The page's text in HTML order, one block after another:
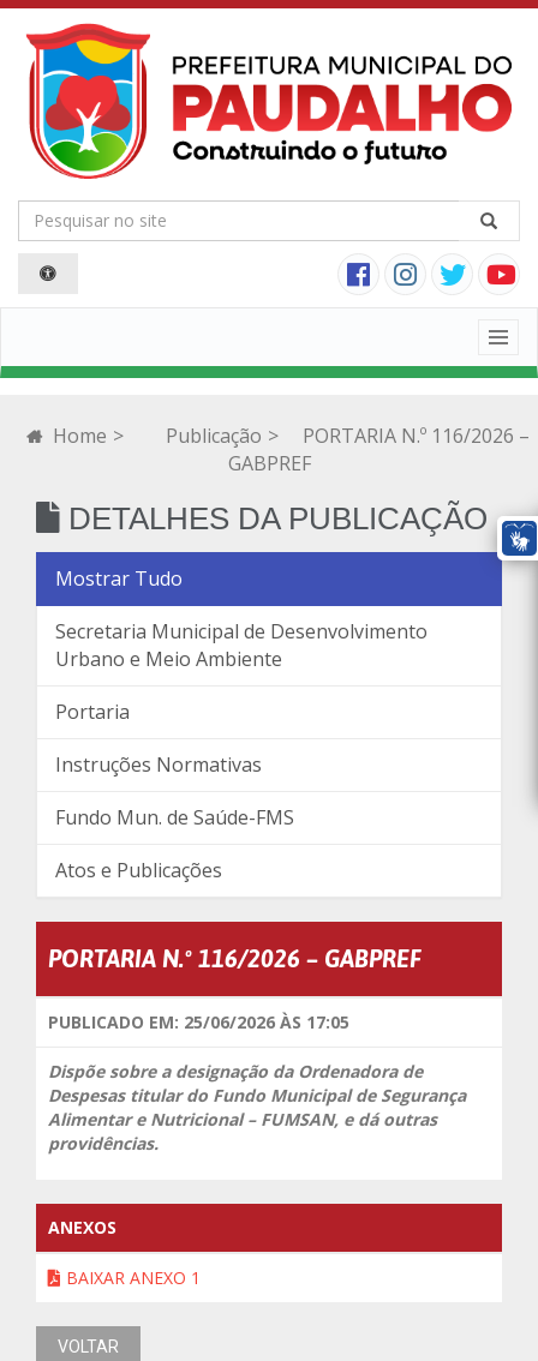
Home > Publicação >
PORTARIA N.º 116/2026 –
GABPREF
DETALHES DA PUBLICAÇÃO
Mostrar Tudo
Secretaria Municipal de Desenvolvimento
Urbano e Meio Ambiente
Portaria
Instruções Normativas
Fundo Mun. de Saúde-FMS
Atos e Publicações
PORTARIA N.º 116/2026 – GABPREF
PUBLICADO EM: 25/06/2026 ÀS 17:05
Dispõe sobre a designação da Ordenadora de
Despesas titular do Fundo Municipal de Segurança
Alimentar e Nutricional – FUMSAN, e dá outras
providências.
ANEXOS
BAIXAR ANEXO 1
VOLTAR